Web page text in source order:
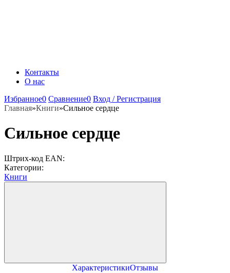
Контакты
О нас
Избранное0 Сравнение0 Вход / Регистрация
Главная»Книги»Сильное сердце
Сильное сердце
Штрих-код EAN:
Категории:
Книги
ХарактеристикиОтзывы